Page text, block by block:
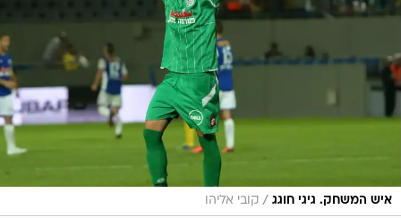
איש המשחק. גיגי חוגג / קובי אליהו